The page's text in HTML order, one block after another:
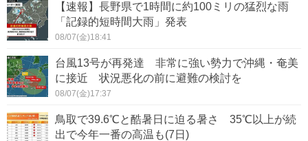
【速報】長野県で1時間に約100ミリの猛烈な雨
「記録的短時間大雨」発表
08/07(金)18:41
台風13号が再発達 非常に強い勢力で沖縄・奄美
に接近 状況悪化の前に避難の検討を
08/07(金)17:37
鳥取で39.6℃と酷暑日に迫る暑さ 35℃以上が続
出で今年一番の高温も(7日)